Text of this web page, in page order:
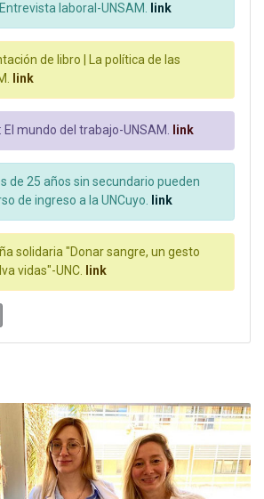
laboral-UNSAM. link
de libro | La política de las
link
El mundo del trabajo-UNSAM. link
de 25 años sin secundario pueden
de ingreso a la UNCuyo. link
solidaria "Donar sangre, un gesto
vidas"-UNC. link